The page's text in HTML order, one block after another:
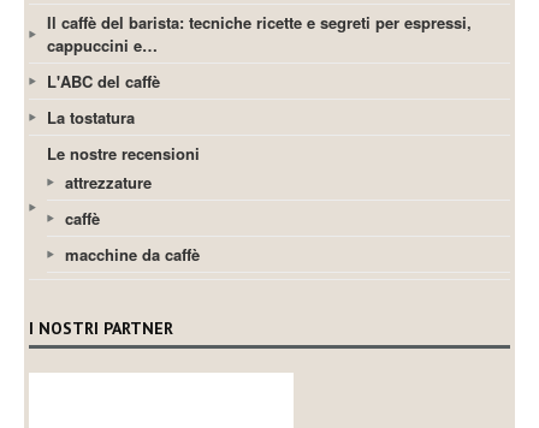
Il caffè del barista: tecniche ricette e segreti per espressi,
cappuccini e…
L'ABC del caffè
La tostatura
Le nostre recensioni
attrezzature
caffè
macchine da caffè
I NOSTRI PARTNER